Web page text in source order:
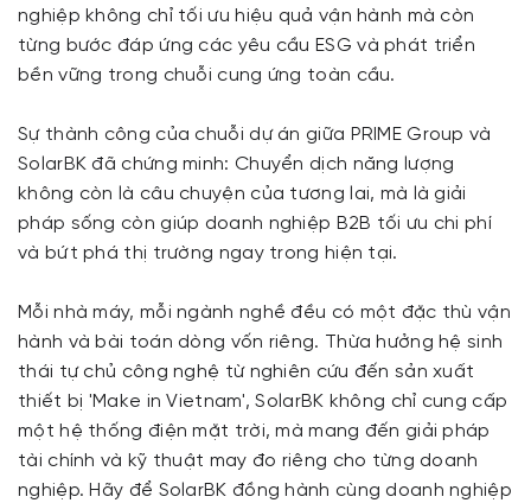
nghiệp không chỉ tối ưu hiệu quả vận hành mà còn
từng bước đáp ứng các yêu cầu ESG và phát triển
bền vững trong chuỗi cung ứng toàn cầu.
Sự thành công của chuỗi dự án giữa PRIME Group và
SolarBK đã chứng minh: Chuyển dịch năng lượng
không còn là câu chuyện của tương lai, mà là giải
pháp sống còn giúp doanh nghiệp B2B tối ưu chi phí
và bứt phá thị trường ngay trong hiện tại.
Mỗi nhà máy, mỗi ngành nghề đều có một đặc thù vận
hành và bài toán dòng vốn riêng. Thừa hưởng hệ sinh
thái tự chủ công nghệ từ nghiên cứu đến sản xuất
thiết bị 'Make in Vietnam', SolarBK không chỉ cung cấp
một hệ thống điện mặt trời, mà mang đến giải pháp
tài chính và kỹ thuật may đo riêng cho từng doanh
nghiệp. Hãy để SolarBK đồng hành cùng doanh nghiệp